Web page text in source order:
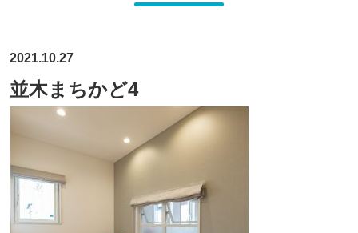
2021.10.27
並木まちかど4